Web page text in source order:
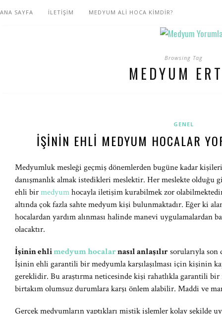
ANA SAYFA İLETİŞİM MEDYUM ALİ HOCA KİMDİR?
Browsing Tag
MEDYUM
GENEL
İŞININ EHLI MEDYUM HOCALAR
Medyumluk mesleği geçmiş dönemlerden bugüne kadar
danışmanlık almak istedikleri meslektir. Her meslekte
ehli birmedyumhocayla iletişim kurabilmek zor
altında çok fazla sahte medyum kişi bulunmaktadır. Eğer ki
hocalardan yardım alınması halinde manevi uygulamalardan
olacaktır.
İşinin ehlimedyum hocalarnasıl anlaşılırsorularıyla son
İşinin ehli garantili bir medyumla karşılaşılması için kişinin
gereklidir. Bu araştırma neticesinde kişi rahatlıkla garantili
birtakım olumsuz durumlara karşı önlem alabilir. Maddi ve
Gerçek medyumların yaptıkları mistik işlemler kolay şekilde